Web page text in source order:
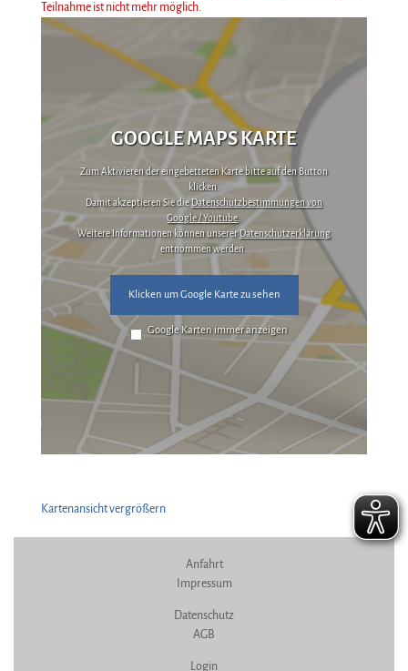
Teilnahme ist nicht mehr möglich.
GOOGLE MAPS KARTE
Zum Aktivieren der eingebetteten Karte bitte auf den Button
klicken.
Damit akzeptieren Sie dieDatenschutzbestimmungen von
Google / Youtube.
Weitere Informationen können unsererDatenschutzerklärung
entnommen werden.
Klicken um Google Karte zu sehen
Google Karten immer anzeigen
Kartenansicht vergrößern
Anfahrt
Impressum
Datenschutz
AGB
Login